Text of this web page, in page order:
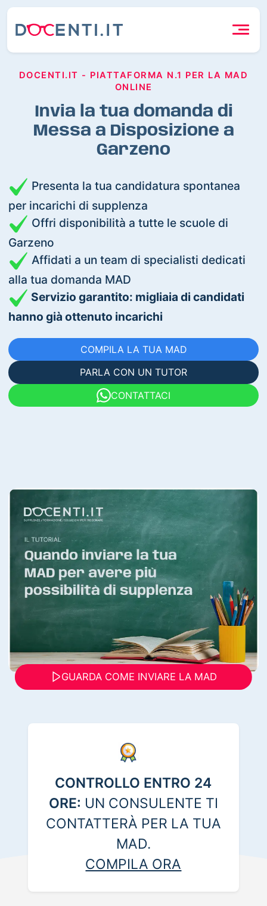
DOCENTI.IT - PIATTAFORMA N.1 PER LA MAD
ONLINE
Invia la tua domanda di
Messa a Disposizione a
Garzeno
Presenta la tua candidatura spontanea
per incarichi di supplenza
Offri disponibilità a tutte le scuole di
Garzeno
Affidati a un team di specialisti dedicati
alla tua domanda MAD
Servizio garantito: migliaia di candidati
hanno già ottenuto incarichi
COMPILA LA TUA MAD
PARLA CON UN TUTOR
CONTATTACI
GUARDA COME INVIARE LA MAD
CONTROLLO ENTRO 24
ORE: UN CONSULENTE TI
CONTATTERÀ PER LA TUA
MAD.
COMPILA ORA